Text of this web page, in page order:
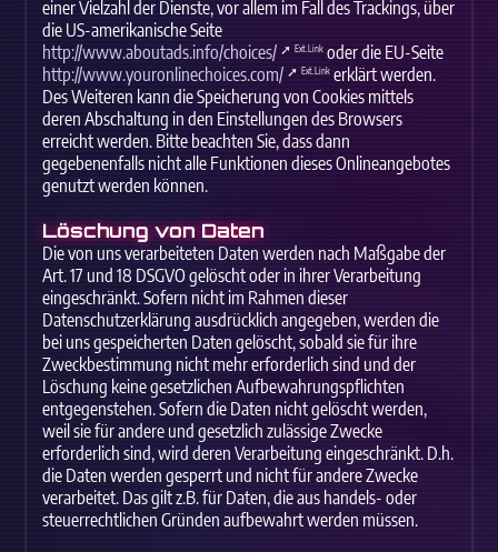
einer Vielzahl der Dienste, vor allem im Fall des Trackings, über
die US-amerikanische Seite
http://www.aboutads.info/choices/
Ext.Linkoder die EU-Seite
http://www.youronlinechoices.com/
Ext.Linkerklärt werden.
Des Weiteren kann die Speicherung von Cookies mittels
deren Abschaltung in den Einstellungen des Browsers
erreicht werden. Bitte beachten Sie, dass dann
gegebenenfalls nicht alle Funktionen dieses Onlineangebotes
genutzt werden können.
Löschung von Daten
Die von uns verarbeiteten Daten werden nach Maßgabe der
Art. 17 und 18 DSGVO gelöscht oder in ihrer Verarbeitung
eingeschränkt. Sofern nicht im Rahmen dieser
Datenschutzerklärung ausdrücklich angegeben, werden die
bei uns gespeicherten Daten gelöscht, sobald sie für ihre
Zweckbestimmung nicht mehr erforderlich sind und der
Löschung keine gesetzlichen Aufbewahrungspflichten
entgegenstehen. Sofern die Daten nicht gelöscht werden,
weil sie für andere und gesetzlich zulässige Zwecke
erforderlich sind, wird deren Verarbeitung eingeschränkt. D.h.
die Daten werden gesperrt und nicht für andere Zwecke
verarbeitet. Das gilt z.B. für Daten, die aus handels- oder
steuerrechtlichen Gründen aufbewahrt werden müssen.